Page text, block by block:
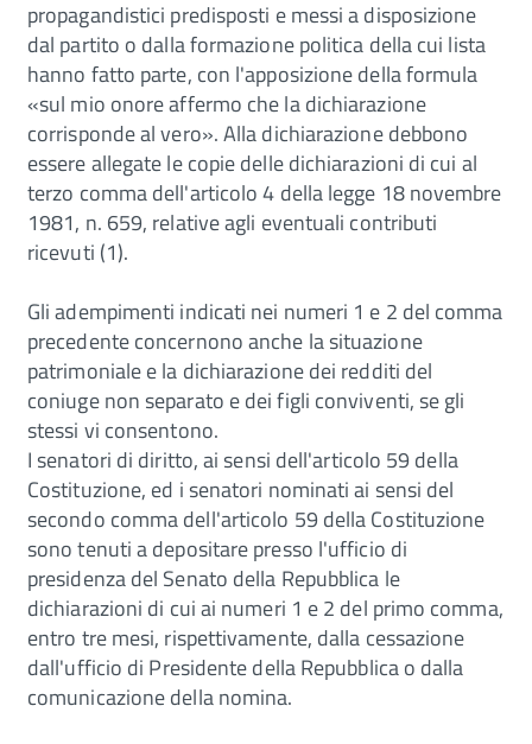
propagandistici predisposti e messi a disposizione
dal partito o dalla formazione politica della cui lista
hanno fatto parte, con l'apposizione della formula
«sul mio onore affermo che la dichiarazione
corrisponde al vero». Alla dichiarazione debbono
essere allegate le copie delle dichiarazioni di cui al
terzo comma dell'articolo 4 della legge 18 novembre
1981, n. 659, relative agli eventuali contributi
ricevuti (1).
Gli adempimenti indicati nei numeri 1 e 2 del comma
precedente concernono anche la situazione
patrimoniale e la dichiarazione dei redditi del
coniuge non separato e dei figli conviventi, se gli
stessi vi consentono.
I senatori di diritto, ai sensi dell'articolo 59 della
Costituzione, ed i senatori nominati ai sensi del
secondo comma dell'articolo 59 della Costituzione
sono tenuti a depositare presso l'ufficio di
presidenza del Senato della Repubblica le
dichiarazioni di cui ai numeri 1 e 2 del primo comma,
entro tre mesi, rispettivamente, dalla cessazione
dall'ufficio di Presidente della Repubblica o dalla
comunicazione della nomina.